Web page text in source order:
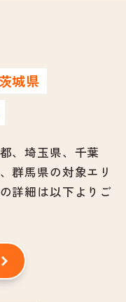
城県
、埼玉県、千葉
群馬県の対象エリ
詳細は以下よりご